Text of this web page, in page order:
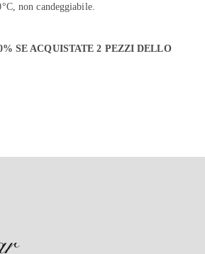
non candeggiabile.
SE ACQUISTATE 2 PEZZI DELLO